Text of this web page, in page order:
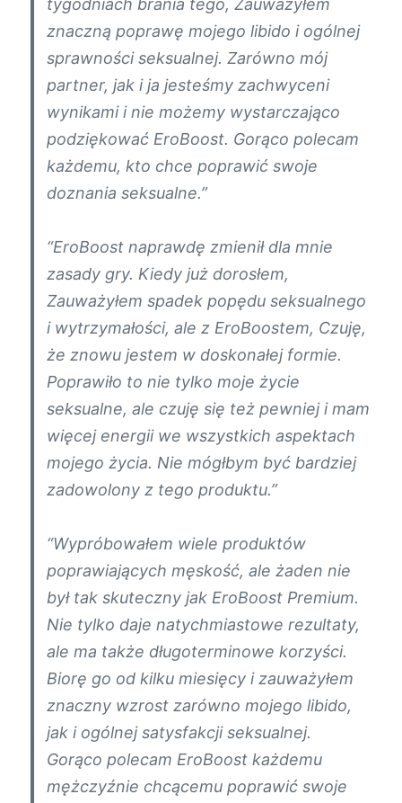
tygodniach brania tego, Zauważyłem
znaczną poprawę mojego libido i ogólnej
sprawności seksualnej. Zarówno mój
partner, jak i ja jesteśmy zachwyceni
wynikami i nie możemy wystarczająco
podziękować EroBoost. Gorąco polecam
każdemu, kto chce poprawić swoje
doznania seksualne.”
“EroBoost naprawdę zmienił dla mnie
zasady gry. Kiedy już dorosłem,
Zauważyłem spadek popędu seksualnego
i wytrzymałości, ale z EroBoostem, Czuję,
że znowu jestem w doskonałej formie.
Poprawiło to nie tylko moje życie
seksualne, ale czuję się też pewniej i mam
więcej energii we wszystkich aspektach
mojego życia. Nie mógłbym być bardziej
zadowolony z tego produktu.”
“Wypróbowałem wiele produktów
poprawiających męskość, ale żaden nie
był tak skuteczny jak EroBoost Premium.
Nie tylko daje natychmiastowe rezultaty,
ale ma także długoterminowe korzyści.
Biorę go od kilku miesięcy i zauważyłem
znaczny wzrost zarówno mojego libido,
jak i ogólnej satysfakcji seksualnej.
Gorąco polecam EroBoost każdemu
mężczyźnie chcącemu poprawić swoje